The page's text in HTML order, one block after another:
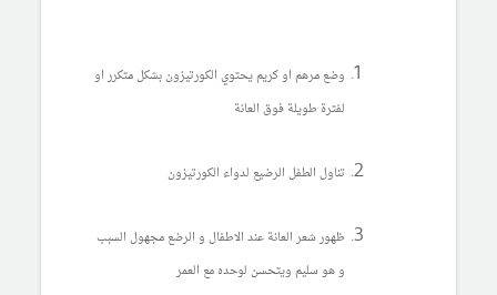
وضع مرهم او كريم يحتوي الكورتيزون بشكل متكرر او
لفترة طويلة فوق العانة
تناول الطفل الرضيع لدواء الكورتيزون
ظهور شعر العانة عند الاطفال و الرضع مجهول السبب
و هو سليم ويتحسن لوحده مع العمر